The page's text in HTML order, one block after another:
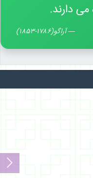
دارند.
—آراگو(۱۷۸۶-۱۸۵۳)